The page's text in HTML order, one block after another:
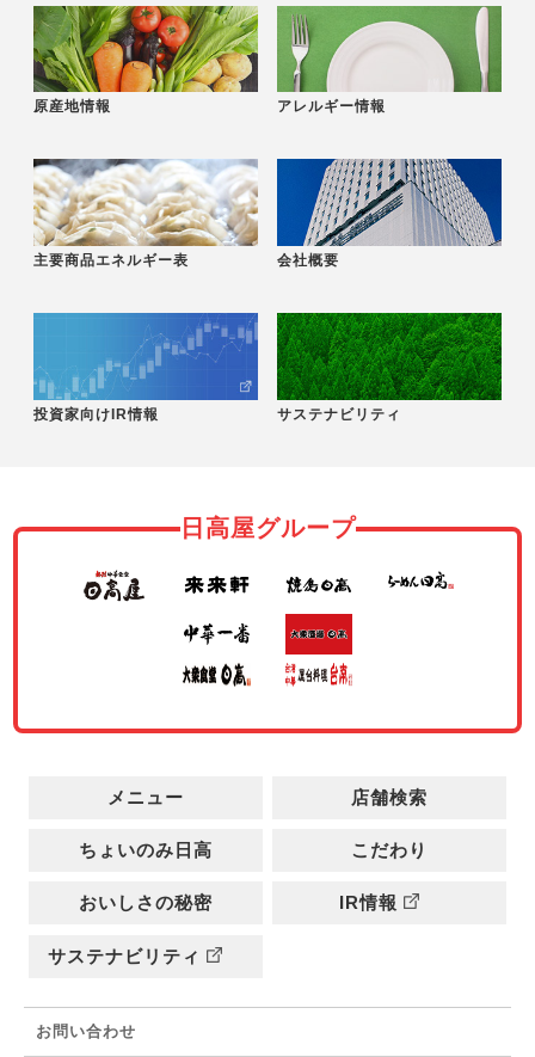
原産地情報 アレルギー情報
主要商品エネルギー表 会社概要
投資家向けIR情報 サステナビリティ
日高屋グループ
メニュー 店舗検索
ちょいのみ日高 こだわり
おいしさの秘密 IR情報
サステナビリティ
お問い合わせ